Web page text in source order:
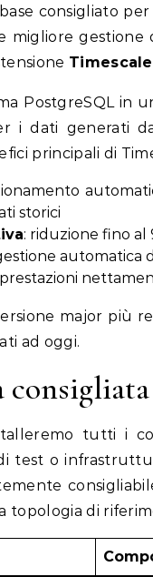
consigliato
migliore
PostgreSQL in
i dati generati
principali di
storici
: riduzione fino al
automatica
major più
ad oggi.
tutti i
test o
topologia di